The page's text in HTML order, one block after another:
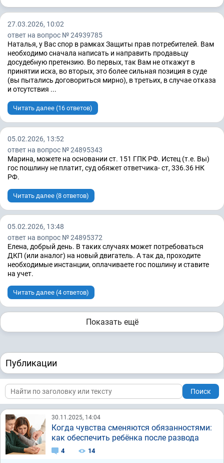
27.03.2026, 10:02
ответ на вопрос № 24939785
Наталья, у Вас спор в рамках Защиты прав потребителей. Вам
необходимо сначала написать и направить продавьцу
досудебную претензию. Во первых, так Вам не откажут в
принятии иска, во вторых, это более сильная позиция в суде
(вы пытались договориться мирно), в третьих, в случае отказа
и отсутствия ...
Читать далее (16 ответов)
05.02.2026, 13:52
ответ на вопрос № 24895343
Марина, можете на основании ст. 151 ГПК РФ. Истец (т.е. Вы)
гос пошлину не платит, суд обяжет ответчика- ст, 336.36 НК
РФ.
Читать далее (8 ответов)
05.02.2026, 13:48
ответ на вопрос № 24895372
Елена, добрый день. В таких случаях может потребоваться
ДКП (или аналог) на новый двигатель. А так да, проходите
необходимые инстанции, оплачиваете гос пошлину и ставите
на учет.
Читать далее (4 ответов)
Показать ещё
Публикации
Поиск
30.11.2025, 14:04
Когда чувства сменяются обязанностями:
как обеспечить ребёнка после развода
4 14